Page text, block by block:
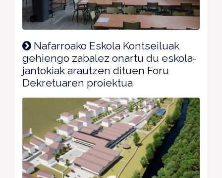
Nafarroako Eskola Kontseiluak
gehiengo zabalez onartu du eskola-
jantokiak arautzen dituen Foru
Dekretuaren proiektua